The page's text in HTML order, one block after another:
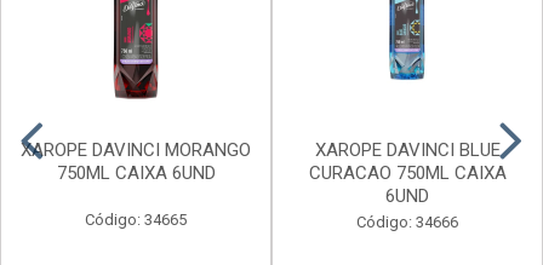
XAROPE DAVINCI MORANGO
750ML CAIXA 6UND
Código: 34665
XAROPE DAVINCI BLUE
CURACAO 750ML CAIXA
6UND
Código: 34666